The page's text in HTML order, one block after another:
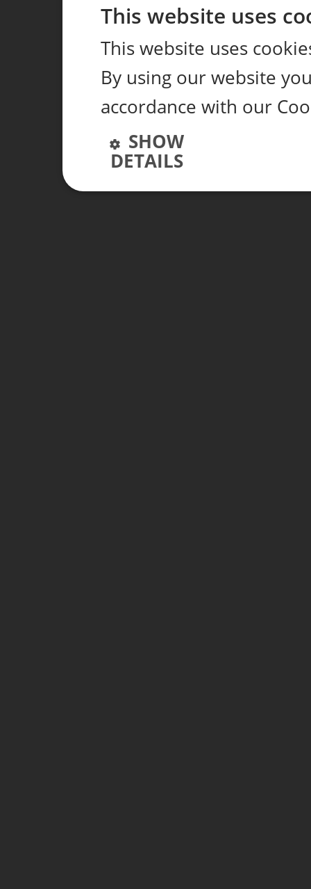
This website uses
This website uses
By using our website
accordance with our
SHOW
DETAILS